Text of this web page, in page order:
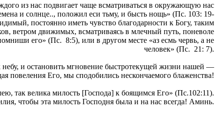
из нас подвигает чаще всматриваться в окружающую нас
и солнце.., положил еси тьму, и бысть нощь» (Пс. 103: 19-
постоянно иметь чувство благодарности к Богу, таким
ветром движимых, всматриваясь в млечный путь, поневоле
его» (Пс. 8:5), или в другом месте «аз есмь червь, а не
человек» (Пс. 21: 7).
и остановить мгновение быстротекущей жизни нашей —
повеления Его, мы сподобились нескончаемого блаженства!
так велика милость [Господа] к боящимся Его» (Пс.102:11).
чтобы эта милость Господня была и на нас всегда! Аминь.